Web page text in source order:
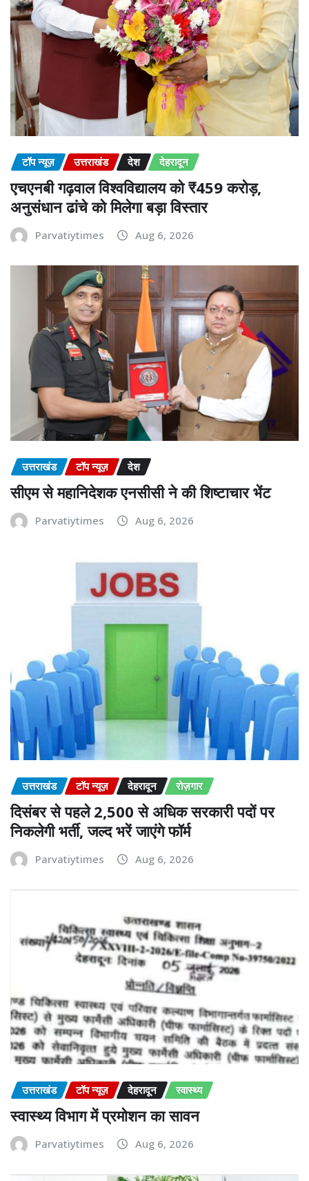
टॉप न्यूज़ उत्तराखंड देश देहरादून
एचएनबी गढ़वाल विश्वविद्यालय को ₹459 करोड़,
अनुसंधान ढांचे को मिलेगा बड़ा विस्तार
Parvatiytimes Aug 6, 2026
उत्तराखंड टॉप न्यूज़ देश
सीएम से महानिदेशक एनसीसी ने की शिष्टाचार भेंट
Parvatiytimes Aug 6, 2026
उत्तराखंड टॉप न्यूज़ देहरादून रोज़गार
दिसंबर से पहले 2,500 से अधिक सरकारी पदों पर
निकलेगी भर्ती, जल्द भरें जाएंगे फॉर्म
Parvatiytimes Aug 6, 2026
उत्तराखंड टॉप न्यूज़ देहरादून स्वास्थ्य
स्वास्थ्य विभाग में प्रमोशन का सावन
Parvatiytimes Aug 6, 2026